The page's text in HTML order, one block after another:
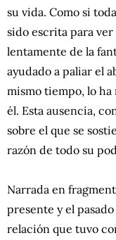
su vida. Como si
sido escrita para
lentamente de la
ayudado a paliar el
mismo tiempo, lo
él. Esta ausencia,
sobre el que se
razón de todo su
Narrada en
presente y el
relación que tuvo